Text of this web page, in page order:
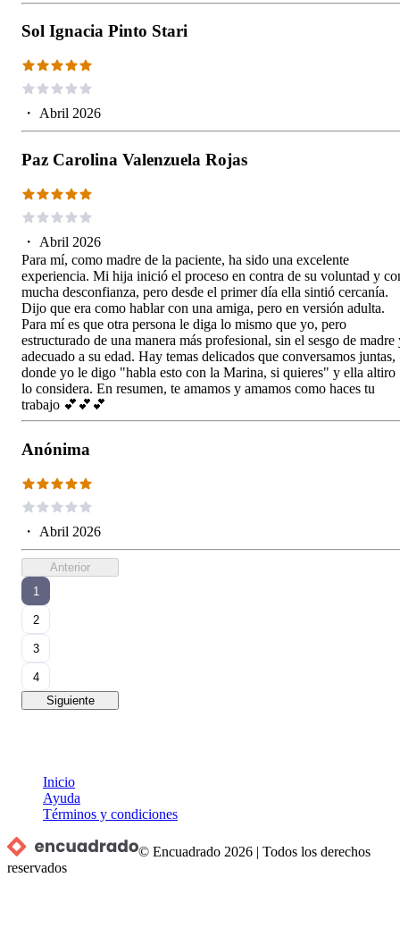
Sol Ignacia Pinto Stari
・ Abril 2026
Paz Carolina Valenzuela Rojas
・ Abril 2026
Para mí, como madre de la paciente, ha sido una excelente
experiencia. Mi hija inició el proceso en contra de su voluntad y
mucha desconfianza, pero desde el primer día ella sintió cercanía.
Dijo que era como hablar con una amiga, pero en versión adulta.
Para mí es que otra persona le diga lo mismo que yo, pero
estructurado de una manera más profesional, sin el sesgo de madre
adecuado a su edad. Hay temas delicados que conversamos juntas,
donde yo le digo "habla esto con la Marina, si quieres" y ella altiro
lo considera. En resumen, te amamos y amamos como haces tu
trabajo 💕💕💕
Anónima
・ Abril 2026
Anterior
1
2
3
4
Siguiente
Inicio
Ayuda
Términos y condiciones
© Encuadrado 2026 |Todos los derechos
reservados